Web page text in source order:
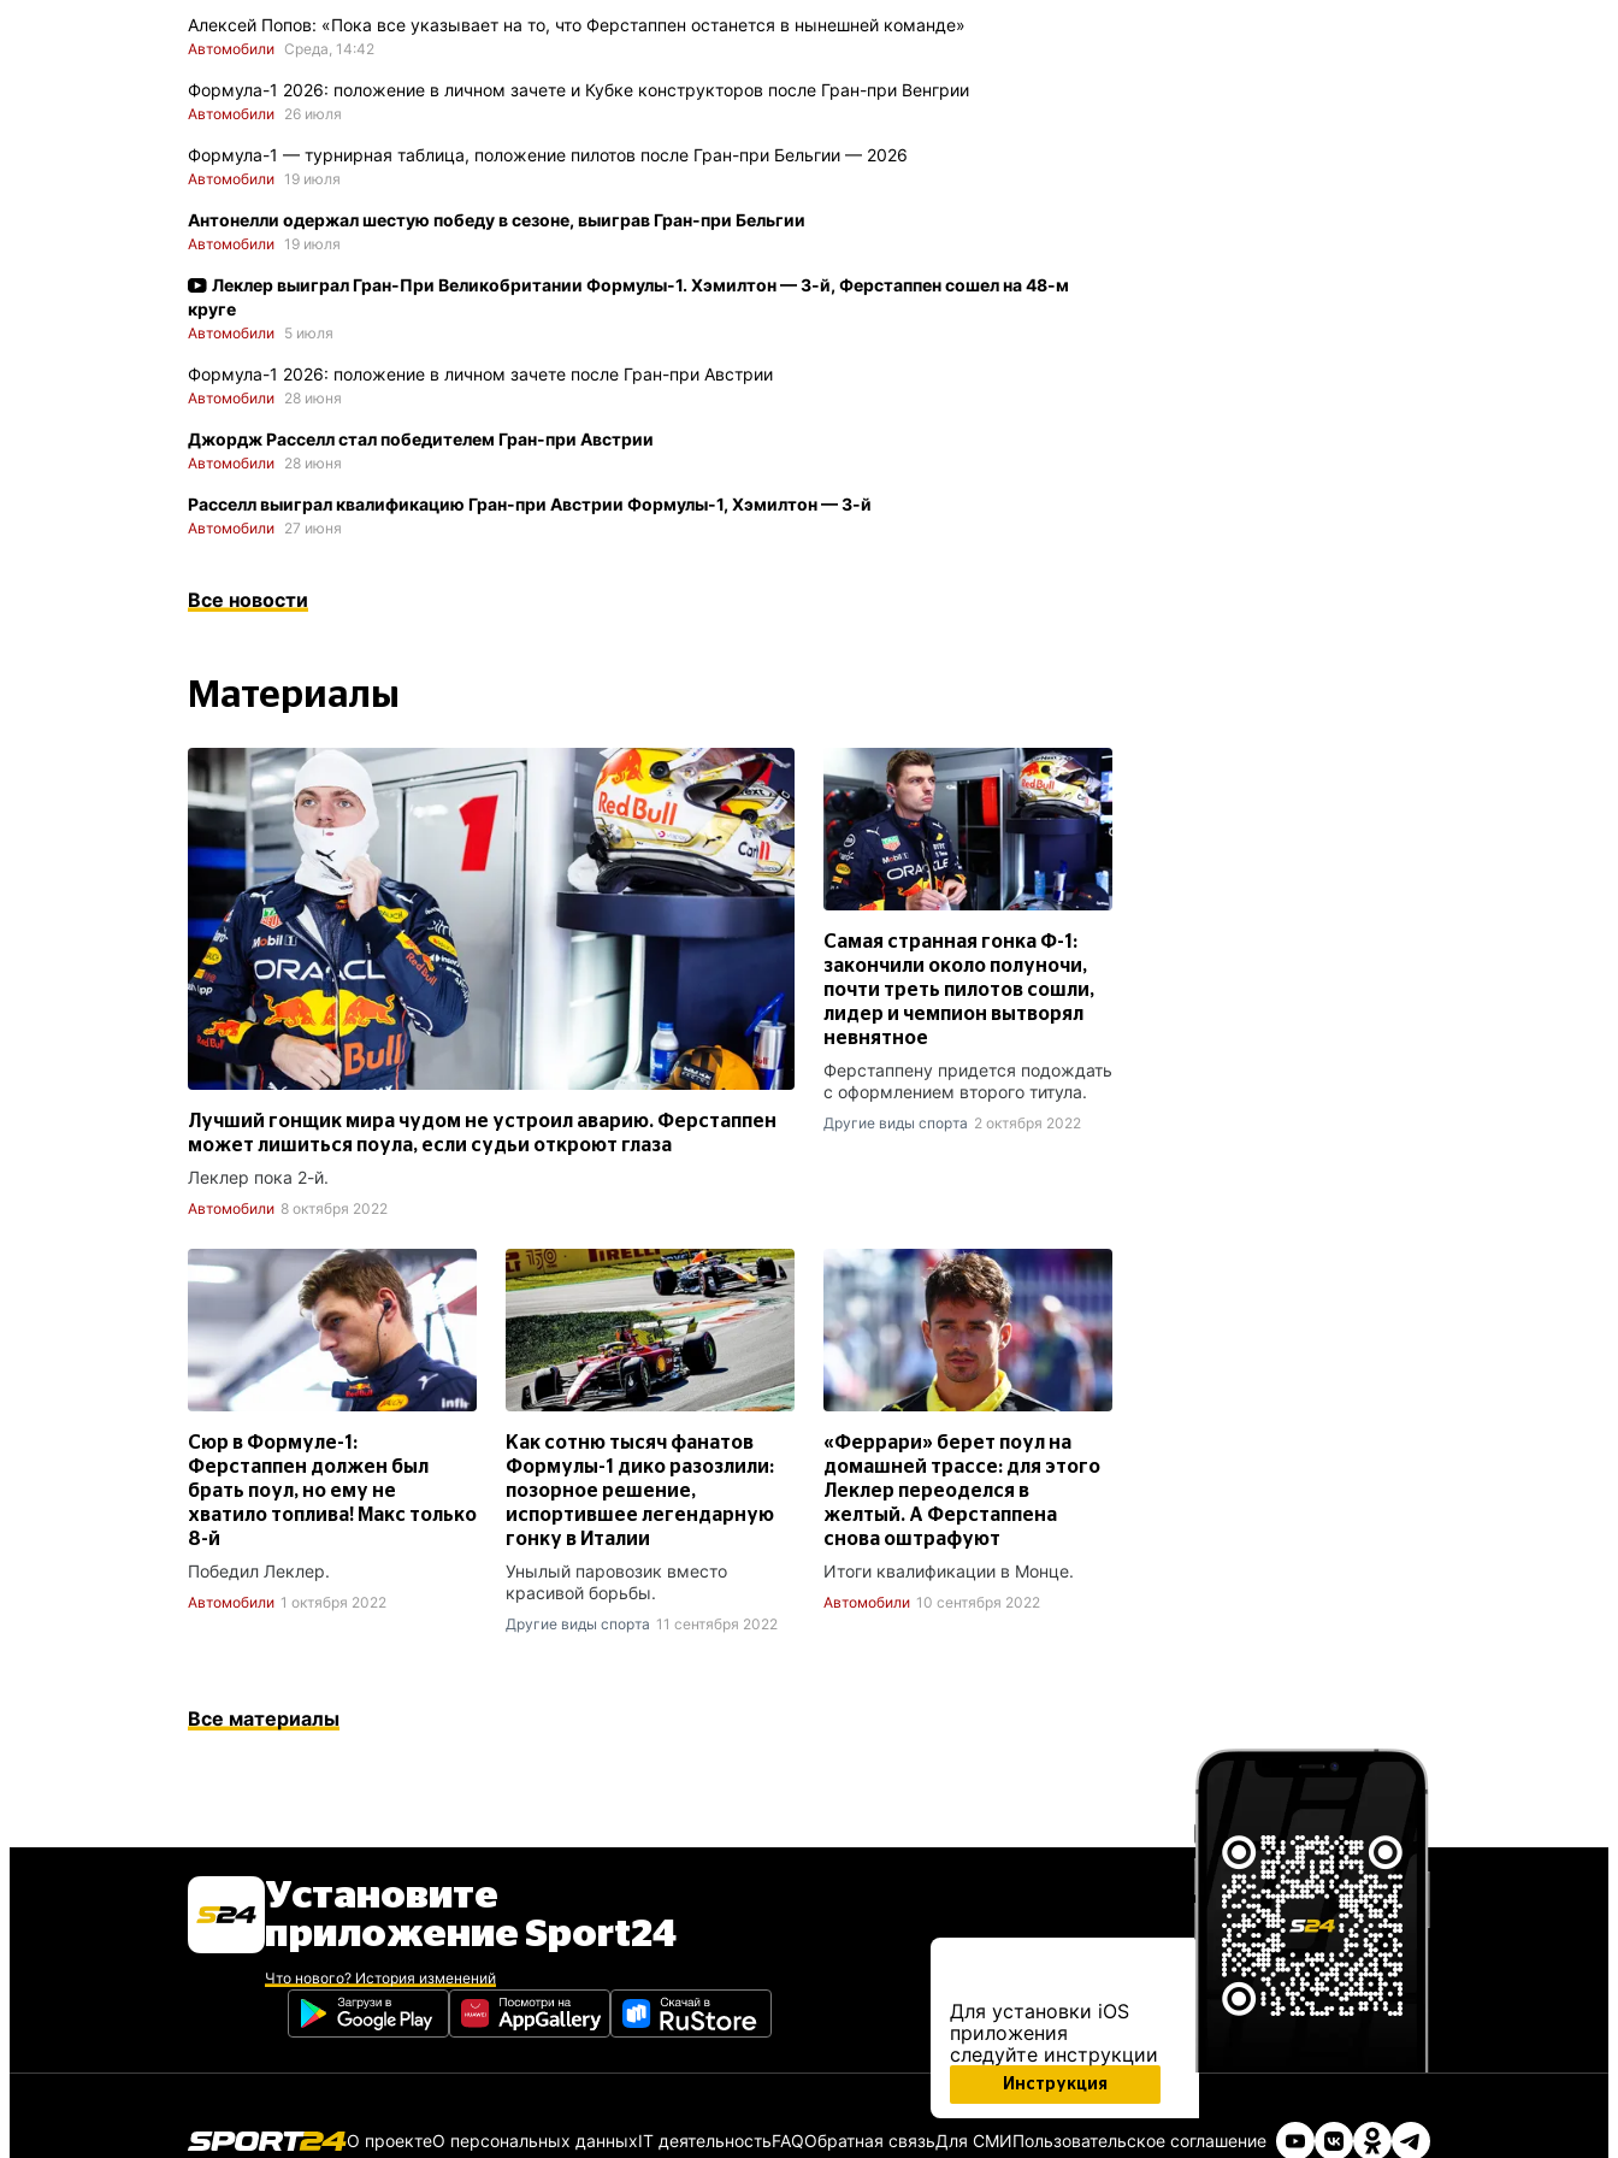
Алексей Попов: «Пока все указывает на то, что Ферстаппен останется в нынешней команде»
Автомобили Среда, 14:42
Формула-1 2026: положение в личном зачете и Кубке конструкторов после Гран-при Венгрии
Автомобили 26 июля
Формула-1 — турнирная таблица, положение пилотов после Гран-при Бельгии — 2026
Автомобили 19 июля
Антонелли одержал шестую победу в сезоне, выиграв Гран-при Бельгии
Автомобили 19 июля
Леклер выиграл Гран-При Великобритании Формулы-1. Хэмилтон — 3-й, Ферстаппен сошел на 48-м
круге
Автомобили 5 июля
Формула-1 2026: положение в личном зачете после Гран-при Австрии
Автомобили 28 июня
Джордж Расселл стал победителем Гран-при Австрии
Автомобили 28 июня
Расселл выиграл квалификацию Гран-при Австрии Формулы-1, Хэмилтон — 3-й
Автомобили 27 июня
Все новости
Материалы
Лучший гонщик мира чудом не устроил аварию. Ферстаппен
может лишиться поула, если судьи откроют глаза
Леклер пока 2-й.
Автомобили 8 октября 2022
Самая странная гонка Ф-1:
закончили около полуночи,
почти треть пилотов сошли,
лидер и чемпион вытворял
невнятное
Ферстаппену придется подождать
с оформлением второго титула.
Другие виды спорта 2 октября 2022
Сюр в Формуле-1:
Ферстаппен должен был
брать поул, но ему не
хватило топлива! Макс только
8-й
Победил Леклер.
Автомобили 1 октября 2022
Как сотню тысяч фанатов
Формулы-1 дико разозлили:
позорное решение,
испортившее легендарную
гонку в Италии
Унылый паровозик вместо
красивой борьбы.
Другие виды спорта 11 сентября 2022
«Феррари» берет поул на
домашней трассе: для этого
Леклер переоделся в
желтый. А Ферстаппена
снова оштрафуют
Итоги квалификации в Монце.
Автомобили 10 сентября 2022
Все материалы
Установите
приложение Sport24
Что нового? История изменений
Для установки iOS
приложения
следуйте инструкции
Инструкция
О проектеО персональных данныхIT деятельностьFAQОбратная связьДля СМИПользовательское соглашение